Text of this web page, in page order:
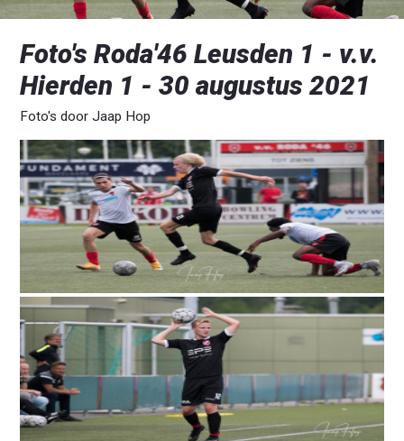
Foto's Roda'46 Leusden 1 - v.v.
Hierden 1 - 30 augustus 2021
Foto's door Jaap Hop